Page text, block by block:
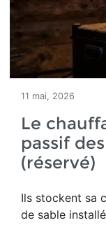
11 mai, 2026
Le
passif
(réservé)
Ils stockent sa
de sable